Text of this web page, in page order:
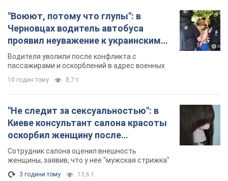
"Воюют, потому что глупы": в
Черновцах водитель автобуса
проявил неуважение к украинским
военным и поплатился за это.
Видео
Водителя уволили после конфликта с
пассажирами и оскорблений в адрес военных
10 годин тому 8,7 т.
"Не следит за сексуальностью": в
Киеве консультант салона красоты
оскорбил женщину после
химиотерапии, разгорелся скандал.
Фото
Сотрудник салона оценил внешность
женщины, заявив, что у нее "мужская стрижка"
3 години тому 13,6 т.